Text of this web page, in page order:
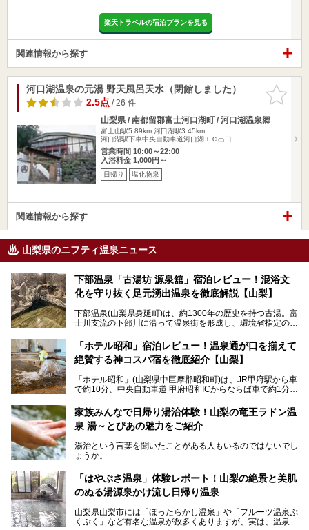
楽天トラベルの宿泊プランを見る
関連情報から探す
お気に入
りに追加
河口湖温泉の元湯 野天風呂天水（閉館しました）
2.5点/ 26 件
山梨県 / 南都留郡富士河口湖町 / 河口湖温泉郷
富士山駅5.89km 河口湖駅3.45km
河口湖駅下車中央自動車道河口湖ＩＣ出口
営業時間 10:00～22:00
入浴料金 1,000円～
日帰り 塩化物泉
関連情報から探す
山梨県のニフティ温泉ニュース
下部温泉「古湯坊 源泉舘」宿泊レビュー！混浴文
化を守り抜く足元湧出温泉を徹底解説【山梨】
下部温泉(山梨県身延町)は、約1300年の歴史を持つ古湯。富
士川支流の下部川に沿って温泉街を形成し、環境省指定の国
中でも「古湯坊 源泉舘」は、戦国時代に武田信玄公も療養
したと伝えられる名湯の宿。最大の特徴は、令和の現代にお
いても混浴文化が守られ、老若男女の分け隔て一切無く温泉
向にありますが、「古湯坊 源泉舘」では本来あるべき混浴
の姿が保たれている点に注目すべきでしょう。
今回は足元湧出の混浴温泉である「かくし湯大岩風呂」をは
じめ、湯治棟である「別館神泉」を中心に「古湯坊 源泉
舘」の全貌を徹底紹介します。
「ホテル昭和」宿泊レビュー！温泉通が口を揃えて
絶賛する神コスパ宿を徹底紹介【山梨】
「ホテル昭和」(山梨県中巨摩郡昭和町)は、JR甲府駅から車
で約10分、中央自動車道 甲府昭和ICからならば車で約1分の
から、一人泊でも6,000円台から宿泊可能です。
しかし、最大の魅力は“温泉そのもの”でしょう。自家源泉を
統の単純温泉は、入浴すると実にサッパリ爽快。日帰り入浴
不可なこともあり、全国の温泉ファンがこの温泉を求めて
では循環濾過の沸かし湯が一般的ですが、ここは本物の極上
温泉。まさに価格破壊と言えるクオリティです。
室や無料朝食などをご紹介。温泉通が口を揃えて絶賛する神
コスパ宿の全貌を徹底解説します！
家族みんなで日帰り湯治体験！山梨の竜王ラドン温
泉 湯～とぴあの魅力をご紹介
湯治という言葉を聞いたことがある人もいるのではないでし
ょうか。
なかなか体験できない、湯治体験が日帰りでできる温浴施設
が山梨にあります。
ぴあ」の魅力をご紹介します。
「はやぶさ温泉」体験レポート！山梨の絶景と美肌
のぬる湯源泉かけ流し日帰り温泉
山梨県山梨市には「ほったらかし温泉」や「フルーツ温泉ぷ
くぷく」など有名な温泉が数多くありますが、実は、温泉マ